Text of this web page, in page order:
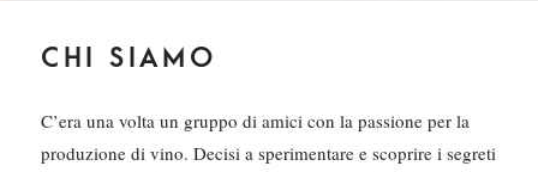
CHI SIAMO
C’era una volta un gruppo di amici con la passione per la
produzione di vino. Decisi a sperimentare e scoprire i segreti